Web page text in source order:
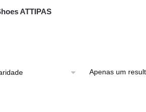
ATTIPAS
Apenas um